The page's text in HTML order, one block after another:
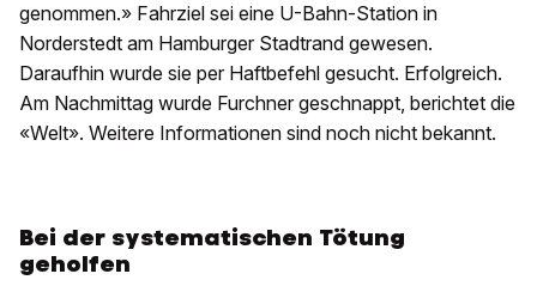
genommen.» Fahrziel sei eine U-Bahn-Station in
Norderstedt am Hamburger Stadtrand gewesen.
Daraufhin wurde sie per Haftbefehl gesucht. Erfolgreich.
Am Nachmittag wurde Furchner geschnappt, berichtet die
«Welt». Weitere Informationen sind noch nicht bekannt.
Bei der systematischen Tötung
geholfen